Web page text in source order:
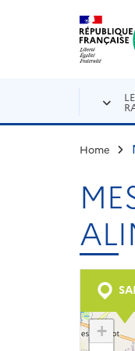
Aller au contenu
Home
+